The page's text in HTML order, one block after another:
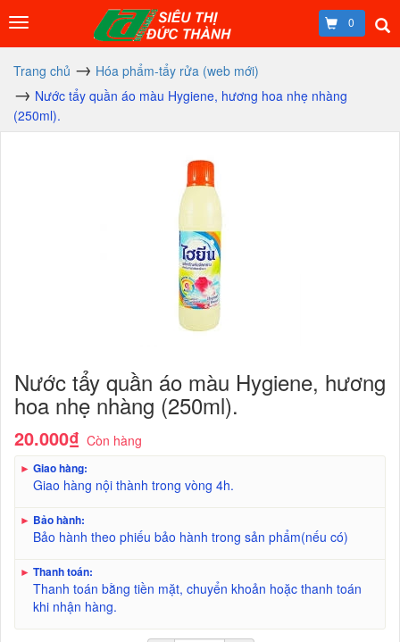
0
Trang chủ
Hóa phẩm-tẩy rửa (web mới)
Nước tẩy quần áo màu Hygiene, hương hoa nhẹ nhàng
(250ml).
Nước tẩy quần áo màu Hygiene, hương
hoa nhẹ nhàng (250ml).
20.000₫ Còn hàng
► Giao hàng:
Giao hàng nội thành trong vòng 4h.
► Bảo hành:
Bảo hành theo phiếu bảo hành trong sản phẩm(nếu có)
► Thanh toán:
Thanh toán bằng tiền mặt, chuyển khoản hoặc thanh toán
khi nhận hàng.